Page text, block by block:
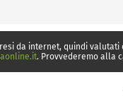
da internet, quindi
. Provvederemo alla